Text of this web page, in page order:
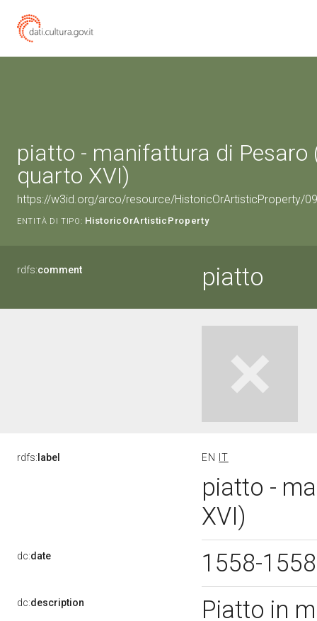
piatto - manifattura di Pesaro
quarto XVI)
https://w3id.org/arco/resource/HistoricOrArtisticProperty/
ENTITÀ DI TIPO: HistoricOrArtisticProperty
rdfs:comment piatto
rdfs: label EN IT
piatto -
XVI)
dc:date 1558-
dc:description
Piatto in